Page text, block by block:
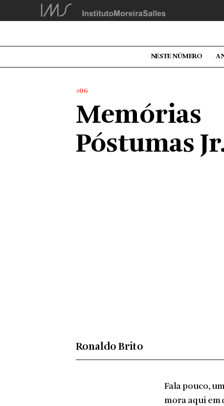
NESTE NÚMERO
#06
Memórias
Póstumas
Ronaldo Brito
Fala pouco,
mora aqui em